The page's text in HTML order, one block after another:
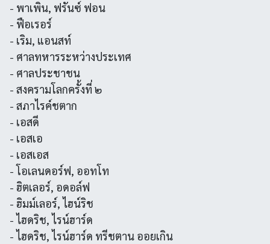
- พาเพิน, ฟรันซ์ ฟอน
- ฟือเรอร์
- เริม, แอนสท์
- ศาลทหารระหว่างประเทศ
- ศาลประชาชน
- สงครามโลกครั้งที่ ๒
- สภาไรค์ชตาก
- เอสดี
- เอสเอ
- เอสเอส
- โอเลนดอร์ฟ, ออทโท
- ฮิตเลอร์, อดอล์ฟ
- ฮิมม์เลอร์, ไฮน์ริช
- ไฮดริช, ไรน์ฮาร์ด
- ไฮดริช, ไรน์ฮาร์ด ทรีชตาน ออยเกิน